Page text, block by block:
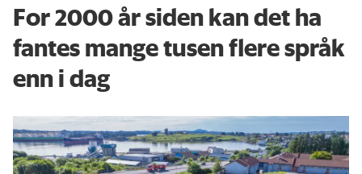
For 2000 år siden kan det ha
fantes mange tusen flere språk
enn i dag